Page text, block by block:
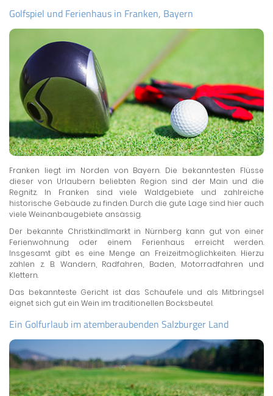
Golfspiel und Ferienhaus in Franken, Bayern
Franken liegt im Norden von Bayern. Die bekanntesten Flüsse
dieser von Urlaubern beliebten Region sind der Main und die
Regnitz. In Franken sind viele Waldgebiete und zahlreiche
historische Gebäude zu finden. Durch die gute Lage sind hier auch
viele Weinanbaugebiete ansässig.
Der bekannte Christkindlmarkt in Nürnberg kann gut von einer
Ferienwohnung oder einem Ferienhaus erreicht werden.
Insgesamt gibt es eine Menge an Freizeitmöglichkeiten. Hierzu
zählen z. B. Wandern, Radfahren, Baden, Motorradfahren und
Klettern.
Das bekannteste Gericht ist das Schäufele und als Mitbringsel
eignet sich gut ein Wein im traditionellen Bocksbeutel.
Ein Golfurlaub im atemberaubenden Salzburger Land